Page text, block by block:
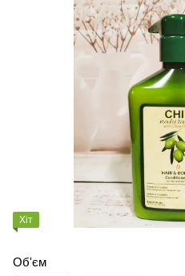
Хіт
Об'єм